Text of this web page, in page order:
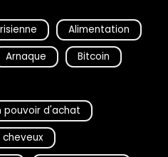
Alimentation
Arnaque
Bitcoin
pouvoir d'achat